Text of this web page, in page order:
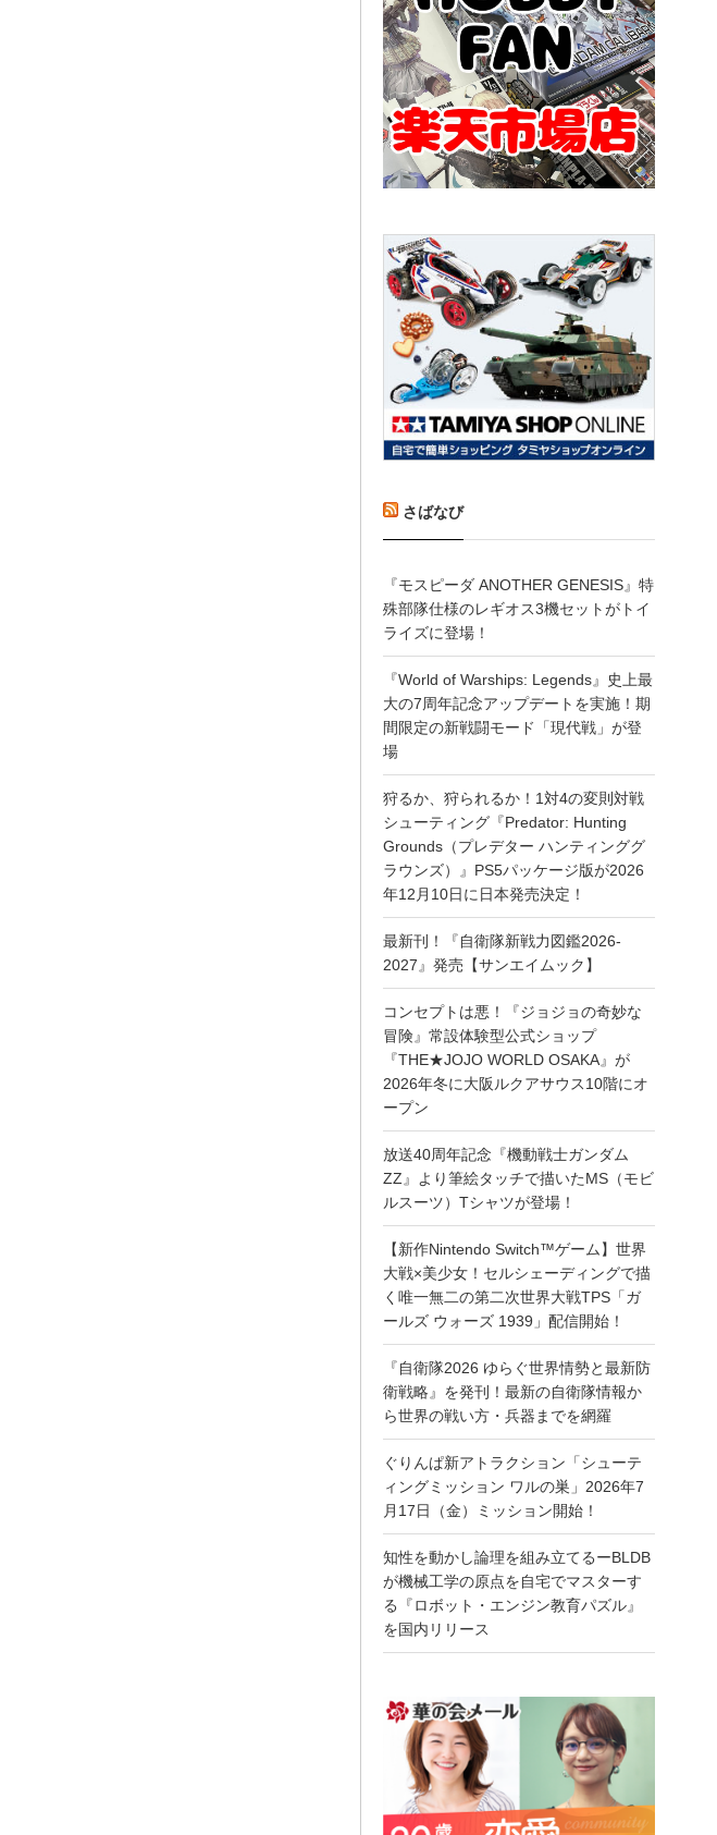
さばなび
『モスピーダ ANOTHER GENESIS』特
殊部隊仕様のレギオス3機セットがトイ
ライズに登場！
『World of Warships: Legends』史上最
大の7周年記念アップデートを実施！期
間限定の新戦闘モード「現代戦」が登
場
狩るか、狩られるか！1対4の変則対戦
シューティング『Predator: Hunting
Grounds（プレデター ハンティンググ
ラウンズ）』PS5パッケージ版が2026
年12月10日に日本発売決定！
最新刊！『自衛隊新戦力図鑑2026-
2027』発売【サンエイムック】
コンセプトは悪！『ジョジョの奇妙な
冒険』常設体験型公式ショップ
『THE★JOJO WORLD OSAKA』が
2026年冬に大阪ルクアサウス10階にオ
ープン
放送40周年記念『機動戦士ガンダム
ZZ』より筆絵タッチで描いたMS（モビ
ルスーツ）Tシャツが登場！
【新作Nintendo Switch™ゲーム】世界
大戦×美少女！セルシェーディングで描
く唯一無二の第二次世界大戦TPS「ガ
ールズ ウォーズ 1939」配信開始！
『自衛隊2026 ゆらぐ世界情勢と最新防
衛戦略』を発刊！最新の自衛隊情報か
ら世界の戦い方・兵器までを網羅
ぐりんぱ新アトラクション「シューテ
ィングミッション ワルの巣」2026年7
月17日（金）ミッション開始！
知性を動かし論理を組み立てるーBLDB
が機械工学の原点を自宅でマスターす
る『ロボット・エンジン教育パズル』
を国内リリース